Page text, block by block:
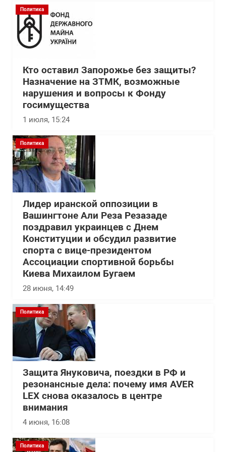
Политика
Кто оставил Запорожье без защиты?
Назначение на ЗТМК, возможные
нарушения и вопросы к Фонду
госимущества
1 июля, 15:24
Политика
Лидер иранской оппозиции в
Вашингтоне Али Реза Резазаде
поздравил украинцев с Днем
Конституции и обсудил развитие
спорта с вице-президентом
Ассоциации спортивной борьбы
Киева Михаилом Бугаем
28 июня, 14:49
Политика
Защита Януковича, поездки в РФ и
резонансные дела: почему имя AVER
LEX снова оказалось в центре
внимания
4 июня, 16:08
Политика